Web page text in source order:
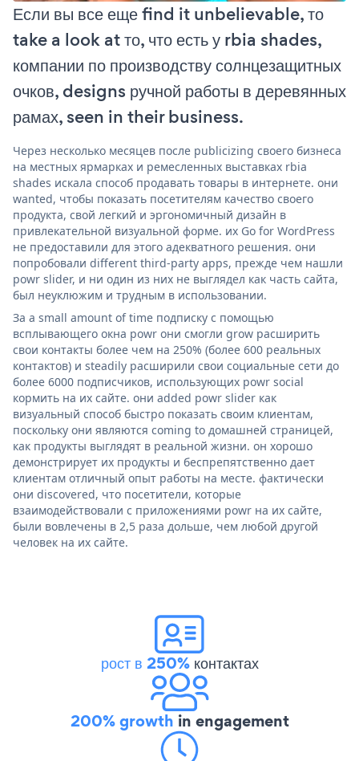
Если вы все еще find it unbelievable, то
take a look at то, что есть у rbia shades,
компании по производству солнцезащитных
очков, designs ручной работы в деревянных
рамах, seen in their business.
Через несколько месяцев после publicizing своего бизнеса
на местных ярмарках и ремесленных выставках rbia
shades искала способ продавать товары в интернете. они
wanted, чтобы показать посетителям качество своего
продукта, свой легкий и эргономичный дизайн в
привлекательной визуальной форме. их Go for WordPress
не предоставили для этого адекватного решения. они
попробовали different third-party apps, прежде чем нашли
powr slider, и ни один из них не выглядел как часть сайта,
был неуклюжим и трудным в использовании.
За a small amount of time подписку с помощью
всплывающего окна powr они смогли grow расширить
свои контакты более чем на 250% (более 600 реальных
контактов) и steadily расширили свои социальные сети до
более 6000 подписчиков, использующих powr social
кормить на их сайте. они added powr slider как
визуальный способ быстро показать своим клиентам,
поскольку они являются coming to домашней страницей,
как продукты выглядят в реальной жизни. он хорошо
демонстрирует их продукты и беспрепятственно дает
клиентам отличный опыт работы на месте. фактически
они discovered, что посетители, которые
взаимодействовали с приложениями powr на их сайте,
были вовлечены в 2,5 раза дольше, чем любой другой
человек на их сайте.
рост в 250%контактах
200% growth in engagement